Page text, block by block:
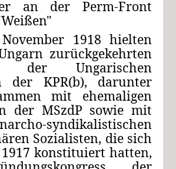
an der Perm-Front
1918 hielten
zurückgekehrten
der Ungarischen
der KPR(b), darunter
mit ehemaligen
der MSzdP sowie mit
syndikalistischen
Sozialisten, die sich
konstituiert hatten,